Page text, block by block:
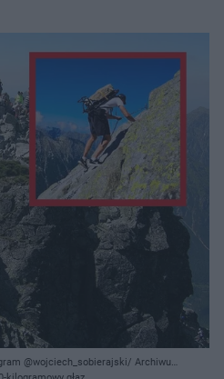
@wojciech_sobierajski/ Archiwum